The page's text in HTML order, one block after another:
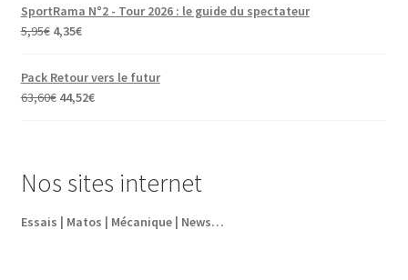
SportRama N°2 - Tour 2026 : le guide du spectateur
5,95€ Le
initial
était :
5,95€.
4,35€Le
est :
Pack Retour vers le futur
63,60€ Le
63,60€.
44,52€Le
44,52€.
Nos sites internet
Essais | Matos | Mécanique | News…